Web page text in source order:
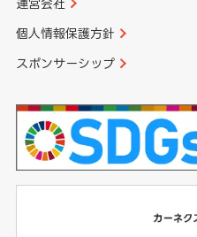
運営会社
個人情報保護方針
スポンサーシップ